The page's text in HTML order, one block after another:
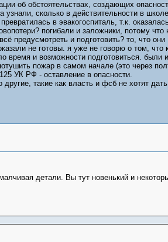
об обстоятельствах, создающих
сколько в действительности в
в эвакогоспиталь, т.к.
погибали и заложники, потому что
и подготовить? то, что они
не готовы. я уже не говорю о том,
и возможности подготовиться. были
пожар в самом начале (это через
УК РФ - оставление в опасности.
такие как власть и фсб не хотят
детали. Вы тут новенький и